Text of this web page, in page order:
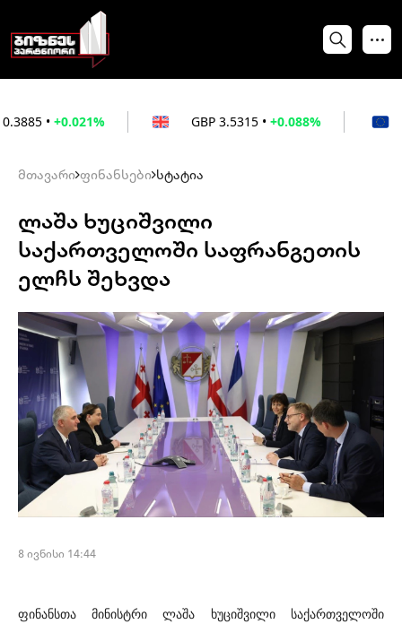
3.5315 +0.088% 3.026
მთავარი ფინანსები სტატია
ლაშა ხუციშვილი
საქართველოში საფრანგეთის
ელჩს შეხვდა
8 ივნისი 14:44
ფინანსთა მინისტრი ლაშა ხუციშვილი საქართველოში